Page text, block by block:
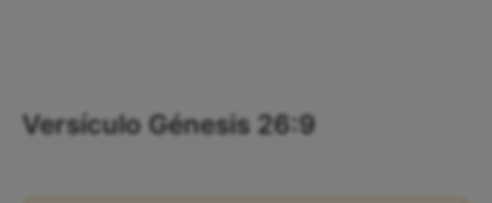
Versículo Génesis 26:9